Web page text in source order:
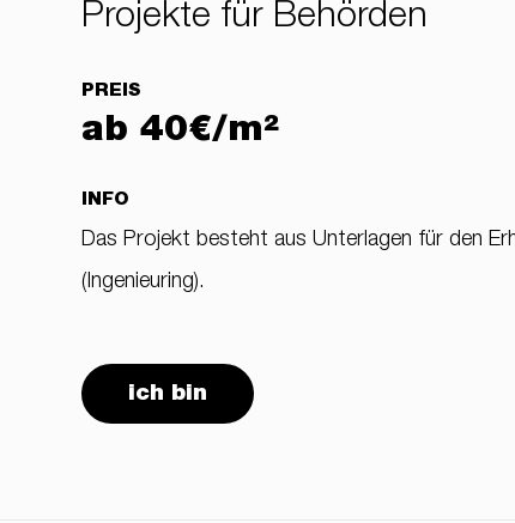
Projekte für Behörden
PREIS
ab 40€/m²
INFO
Das Projekt besteht aus Unterlagen für den
(Ingenieuring).
ich bin